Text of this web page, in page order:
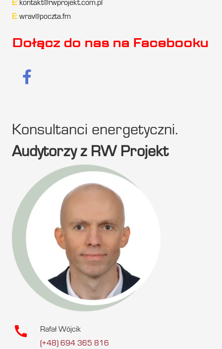
E: kontakt@rwprojekt.com.pl
E: wrav@poczta.fm
Dołącz do nas na Facebooku
Konsultanci energetyczni.
Audytorzy z RW Projekt
call
Rafał Wójcik
(+48) 694 365 816